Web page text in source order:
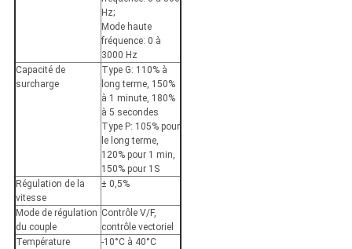
Hz;
Mode haute
fréquence: 0 à
3000 Hz
Capacité de
surcharge
Type G: 110% à
long terme, 150%
à 1 minute, 180%
à 5 secondes
Type P: 105% pour
le long terme,
120% pour 1 min,
150% pour 1S
Régulation de la
vitesse
± 0,5%
Mode de régulation
du couple
Contrôle V/F,
contrôle vectoriel
Température
-10°C à 40°C